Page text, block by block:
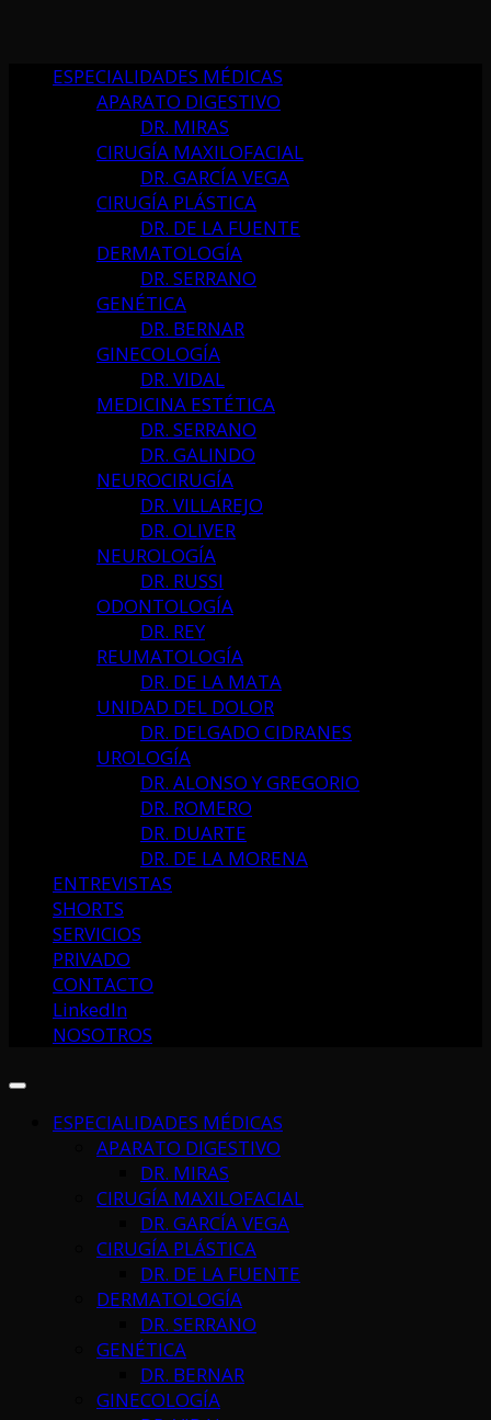
ESPECIALIDADES MÉDICAS
APARATO DIGESTIVO
DR. MIRAS
CIRUGÍA MAXILOFACIAL
DR. GARCÍA VEGA
CIRUGÍA PLÁSTICA
DR. DE LA FUENTE
DERMATOLOGÍA
DR. SERRANO
GENÉTICA
DR. BERNAR
GINECOLOGÍA
DR. VIDAL
MEDICINA ESTÉTICA
DR. SERRANO
DR. GALINDO
NEUROCIRUGÍA
DR. VILLAREJO
DR. OLIVER
NEUROLOGÍA
DR. RUSSI
ODONTOLOGÍA
DR. REY
REUMATOLOGÍA
DR. DE LA MATA
UNIDAD DEL DOLOR
DR. DELGADO CIDRANES
UROLOGÍA
DR. ALONSO Y GREGORIO
DR. ROMERO
DR. DUARTE
DR. DE LA MORENA
ENTREVISTAS
SHORTS
SERVICIOS
PRIVADO
CONTACTO
LinkedIn
NOSOTROS
ESPECIALIDADES MÉDICAS
APARATO DIGESTIVO
DR. MIRAS
CIRUGÍA MAXILOFACIAL
DR. GARCÍA VEGA
CIRUGÍA PLÁSTICA
DR. DE LA FUENTE
DERMATOLOGÍA
DR. SERRANO
GENÉTICA
DR. BERNAR
GINECOLOGÍA